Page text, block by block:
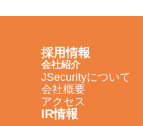
採用情報
会社紹介
JSecurityについて
会社概要
アクセス
IR情報